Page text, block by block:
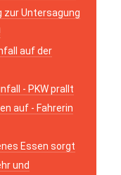
zur Untersagung
auf der
- PKW prallt
auf - Fahrerin
Essen sorgt
und